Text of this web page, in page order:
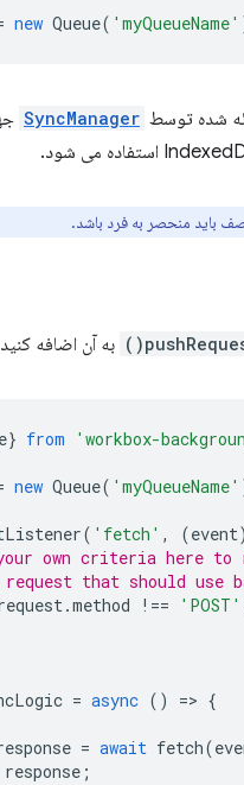
new Queue( 'myQueueName'
شده توسط SyncManager
باید منحصر به فرد باشد.
به آن اضافه
} from 'workbox-
new Queue( 'myQueueName'
( 'fetch' , (event)
own criteria here
that should use
.method !== 'POST'
= async () => {
= await fetch(
response ;